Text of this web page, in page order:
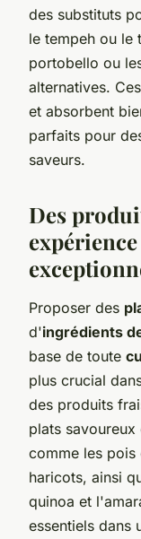
des substituts
le tempeh ou le
portobello ou
alternatives.
et absorbent
parfaits pour
saveurs.
Des
Proposer des
d'ingrédients
base de toute
plus crucial
des produits
plats
comme les pois
haricots, ainsi
quinoa et
essentiels dans